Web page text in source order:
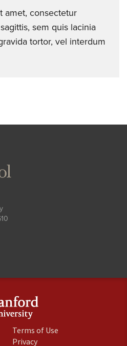
amet, consectetur
sem quis lacinia
tortor, vel interdum
Terms of Use(link
Privacy(link